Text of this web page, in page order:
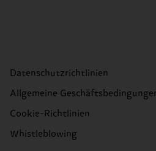
Datenschutzrichtlinien
Allgemeine
Cookie-Richtlinien
Whistleblowing